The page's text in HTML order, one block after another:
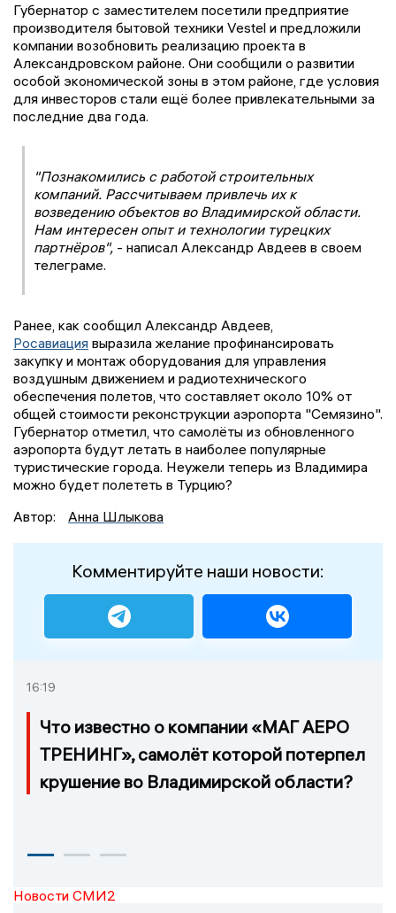
Губернатор с заместителем посетили предприятие
производителя бытовой техники Vestel и предложили
компании возобновить реализацию проекта в
Александровском районе. Они сообщили о развитии
особой экономической зоны в этом районе, где условия
для инвесторов стали ещё более привлекательными за
последние два года.
"Познакомились с работой строительных
компаний. Рассчитываем привлечь их к
возведению объектов во Владимирской области.
Нам интересен опыт и технологии турецких
партнёров", - написал Александр Авдеев в своем
телеграме.
Ранее, как сообщил Александр Авдеев,
Росавиация выразила желание профинансировать
закупку и монтаж оборудования для управления
воздушным движением и радиотехнического
обеспечения полетов, что составляет около 10% от
общей стоимости реконструкции аэропорта "Семязино".
Губернатор отметил, что самолёты из обновленного
аэропорта будут летать в наиболее популярные
туристические города. Неужели теперь из Владимира
можно будет полететь в Турцию?
Автор:
Анна Шлыкова
Комментируйте наши новости:
16:19
Что известно о компании «МАГ АЕРО
ТРЕНИНГ», самолёт которой потерпел
крушение во Владимирской области?
Новости СМИ2